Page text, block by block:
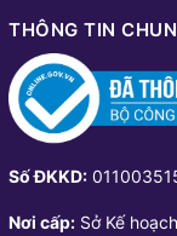
THÔNG TIN
Số ĐKKD:
Nơi cấp: Sở Kế